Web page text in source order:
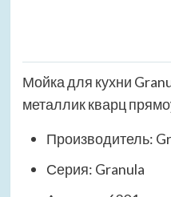
Мойка для кухни
металлик кварц
Производитель:
Серия: Granula